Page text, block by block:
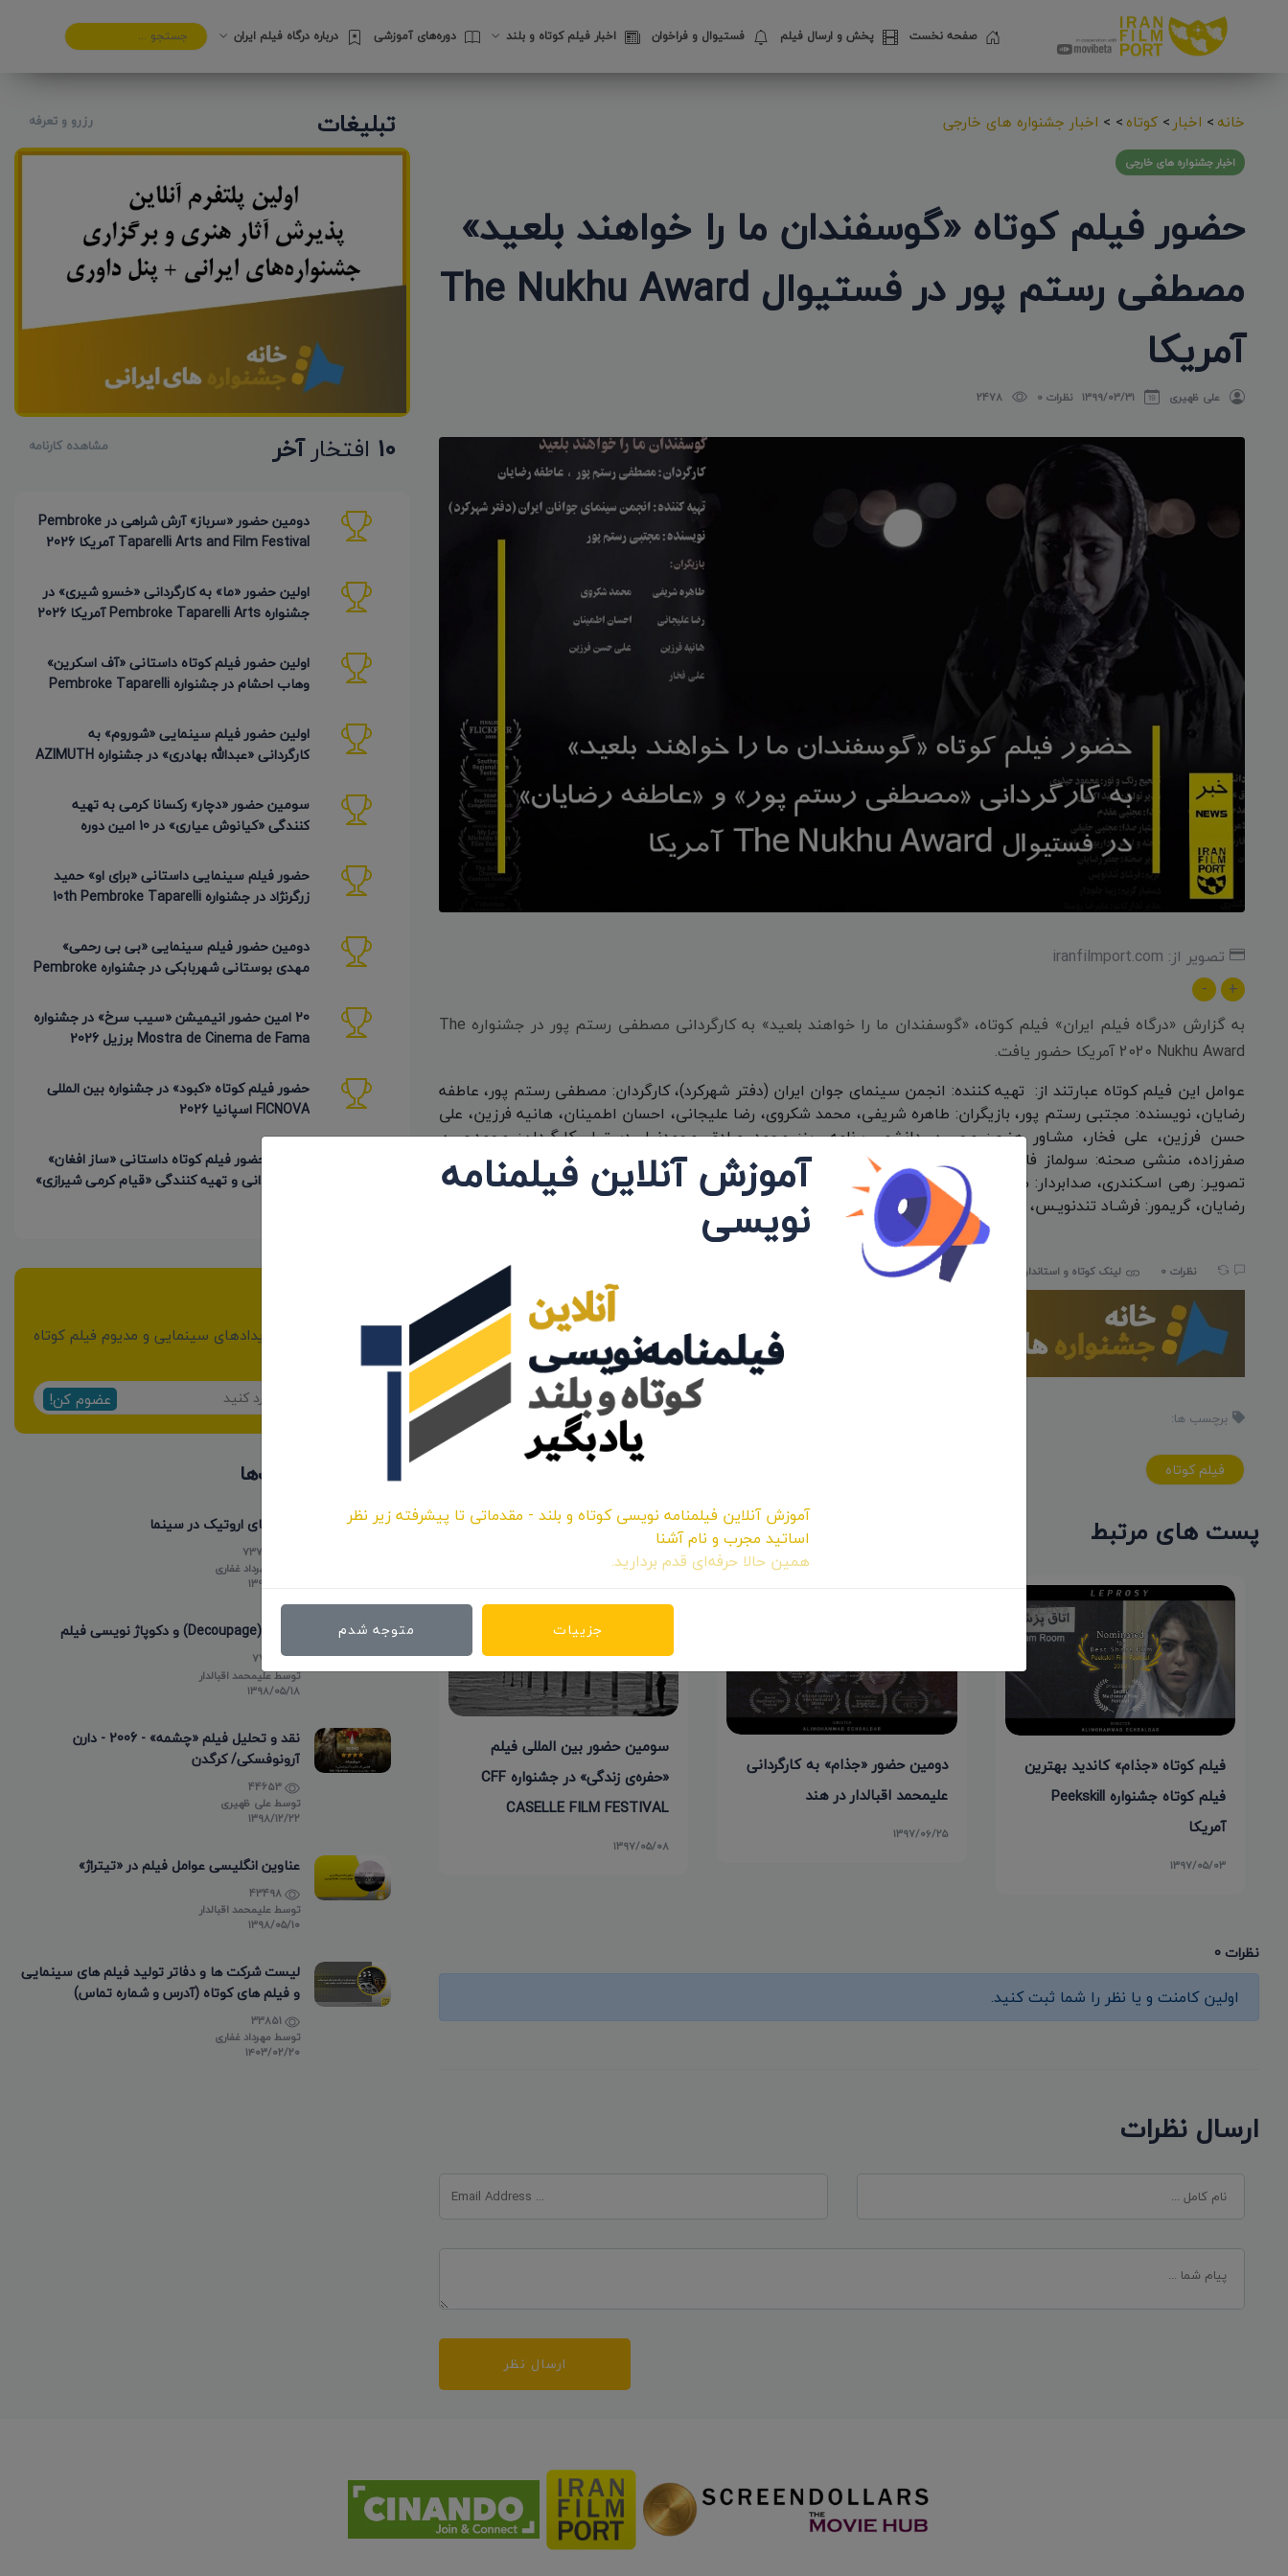
صفحه نخست پخش و ارسال فیلم فستیوال‌ و فراخوان اخبار فیلم کوتاه و بلند دوره‌های آموزشی درباره درگاه فیلم ایران
خانه> اخبار > کوتاه>
> اخبار جشنواره های خارجی
اخبار جشنواره های خارجی
حضور فیلم کوتاه «گوسفندان ما را خواهند بلعید»
مصطفی رستم پور در فستیوال The Nukhu Award
آمریکا
علی ظهیری ۱۳۹۹/۰۳/۳۱ نظرات 0 2478
تصویر از: iranfilmport.com
+
-
به گزارش «درگاه فیلم ایران» فیلم کوتاه، «گوسفندان ما را خواهند بلعید» به کارگردانی مصطفی رستم پور در جشنواره The
2020 Nukhu Award آمریکا حضور یافت.
عوامل این فیلم کوتاه عبارتند از: تهیه کننده: انجمن سینمای جوان ایران (دفتر شهرکرد)، کارگردان: مصطفی رستم پور، عاطفه
رضایان، نویسنده: مجتبی رستم پور، بازیگران: طاهره شریفی، محمد شکروی، رضا علیجانی، احسان اطمینان، هانیه فرزین، علی
حسن فرزین، علی فخار، مشـاور هنرى: محسـن دانشور، برنامه ریز: محمد صادق محمدنیا، دستیار كارگردان: محمدحسن
صفرزاده، منشى صحنه: سولماز فارسیان، عكاس: احسان اطمینان‌، مترجم: حامد آشفته، تصویربردار: میلاد خدر، دسـتیار
تصویـر: رهى اسـكندرى، صدابردار: مجتبى مقدم، دسـتیار صدا: مجتبى حقیقى، طـراح لباس: داریوش واحدى، مدیر صحنه: جعفـر
رضایان، گریمور: فرشـاد تندنویـس، دستیار گریم: زیبا جلودار.
نظرات 0 لینک کوتاه و استاندارد: iranfilmport.com/752
برچسب ها:
فيلم کوتاه
اشتراک:
پست های مرتبط
فیلم کوتاه «جذام» کاندید بهترین
فیلم کوتاه جشنواره Peekskill
آمریکا
۱۳۹۷/۰۵/۰۳
دومین حضور «جذام» به کارگردانی
علیمحمد اقبالدار در هند
۱۳۹۷/۰۶/۲۵
سومین حضور بین المللی فیلم
«حفره‌ی زندگی» در جشنواره CFF
CASELLE FILM FESTIVAL
۱۳۹۷/۰۵/۰۸
نظرات 0
اولین کامنت و یا نظر را شما ثبت کنید.
ارسال نظرات
ارسال نظر
تبلیغات رزرو و تعرفه
10 افتخارآخر مشاهده کارنامه
دومین حضور «سرباز» آرش شراهی در Pembroke
Taparelli Arts and Film Festival آمریکا 2026
اولین حضور «ما» به کارگردانی «خسرو شیری» در
جشنواره Pembroke Taparelli Arts آمریکا 2026
اولین حضور فیلم کوتاه داستانی «آف اسکرین»
وهاب احشام در جشنواره Pembroke Taparelli
اولین حضور فیلم سینمایی «شوروم» به
کارگردانی «عبدالله بهادری» در جشنواره AZIMUTH
سومین حضور «دچار» رکسانا کرمی به تهیه
کنندگی «کیانوش عیاری» در 10 امین دوره
حضور فیلم سینمایی داستانی «برای او» حمید
زرگرنژاد در جشنواره 10th Pembroke Taparelli
دومین حضور فیلم سینمایی «بی بی رحمی»
مهدی بوستانی شهربابکی در جشنواره Pembroke
20 امین حضور انیمیشن «سیب سرخ» در جشنواره
Mostra de Cinema de Fama برزیل 2026
حضور فیلم کوتاه «کبود» در جشنواره بین المللی
FICNOVA اسپانیا 2026
4 امین حضور فیلم کوتاه داستانی «ساز افغان»
به کارگردانی و تهیه کنندگی «قیام کرمی شیرازی»
از مهمترین اخبار و رویدادهای سینمایی و مدیوم فیلم کوتاه
عضوم کن!
پر بازدیدترین پست‌ها
فیلم های اروتیک در سینما
مهرداد غفاری
۱۳۹۸/۰۵/۱۵
دکوپاژ (Decoupage) و دکوپاژ نویسی فیلم
77314
توسطعلیمحمد اقبالدار
۱۳۹۸/۰۵/۱۸
نقد و تحلیل فیلم «چشمه» - 2006 - دارن
آرونوفسکی/ کرگدن
توسطعلی ظهیری
۱۳۹۸/۱۲/۲۲
عناوین انگلیسی عوامل فیلم در «تیتراژ»
توسطعلیمحمد اقبالدار
۱۳۹۸/۰۵/۱۰
لیست شرکت ها و دفاتر تولید فیلم های سینمایی
و فیلم های کوتاه (آدرس و شماره تماس)
توسط مهرداد غفاری
۱۴۰۳/۰۲/۲۰
آموزش آنلاین فیلمنامه
نویسی
آموزش آنلاین فیلمنامه نویسی کوتاه و بلند - مقدماتی تا پیشرفته زیر نظر
اساتید مجرب و نام آشنا
همین حالا حرفه‌ای قدم بردارید.
جزییات متوجه شدم